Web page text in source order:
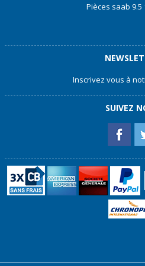
Pièces saab 9.5
Inscrivez vous à
SUIVEZ